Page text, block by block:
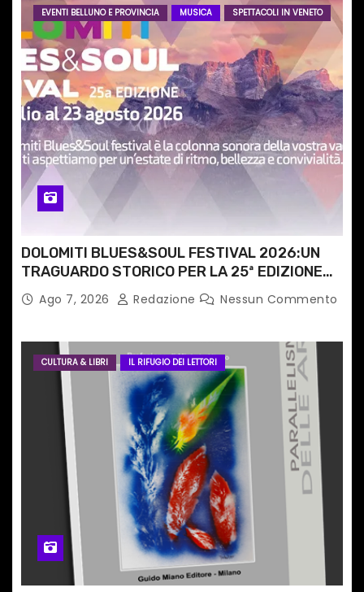
r
t
i
c
o
l
EVENTI BELLUNO E PROVINCIA MUSICA SPETTACOLI IN VENETO
DOLOMITI BLUES&SOUL FESTIVAL 2026:UN
TRAGUARDO STORICO PER LA 25ª EDIZIONE
TRA LE CIME PATRIMONIO UNESCO
Ago 7, 2026 Redazione Nessun Commento
CULTURA & LIBRI IL RIFUGIO DEI LETTORI